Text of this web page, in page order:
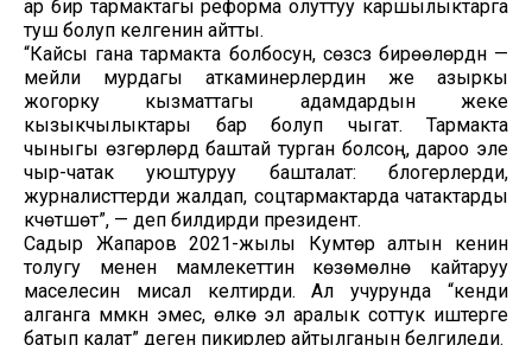
ар бир тармактагы реформа олуттуу каршылыктарга
туш болуп келгенин айтты.
“Кайсы гана тармакта болбосун, сөзсүз бирөөлөрдүн —
мейли мурдагы аткаминерлердин же азыркы
жогорку кызматтагы адамдардын жеке
кызыкчылыктары бар болуп чыгат. Тармакта
чыныгы өзгөрүүлөрдү баштай турган болсоң, дароо эле
чыр-чатак уюштуруу башталат: блогерлерди,
журналисттерди жалдап, соцтармактарда чатактарды
күчөтүшөт”, — деп билдирди президент.
Садыр Жапаров 2021-жылы Кумтөр алтын кенин
толугу менен мамлекеттин көзөмөлүнө кайтаруу
маселесин мисал келтирди. Ал учурунда “кенди
алганга мүмкүн эмес, өлкө эл аралык соттук иштерге
батып калат” деген пикирлер айтылганын белгиледи.